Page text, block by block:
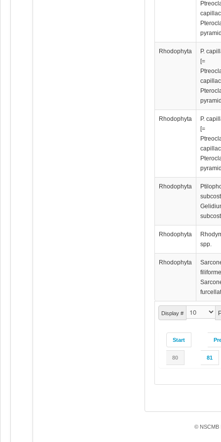
Display #
Start
80 81
Rhodophyta
P.
[=
Rhodophyta
P.
[=
Rhodophyta
Rhodophyta
spp.
Rhodophyta
© NSCMB